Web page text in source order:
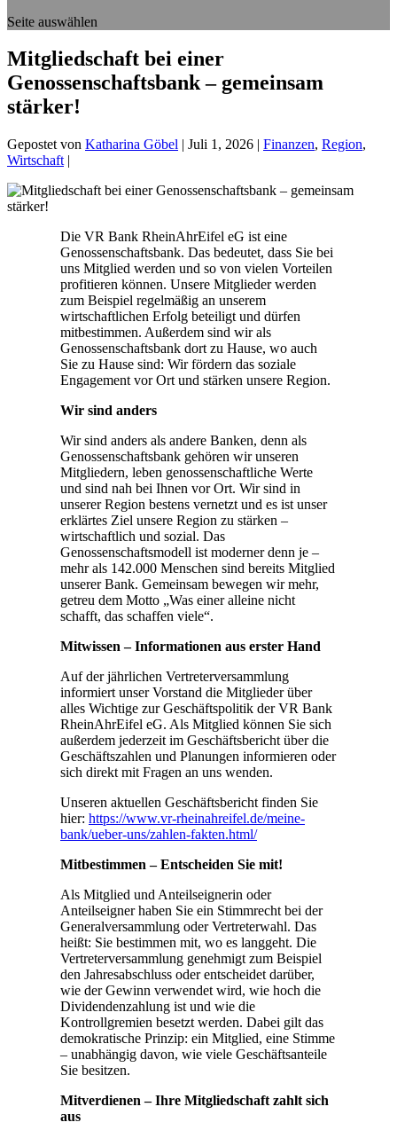
Seite auswählen
Mitgliedschaft bei einer
Genossenschaftsbank – gemeinsam
stärker!
Gepostet von Katharina Göbel | Juli 1, 2026 | Finanzen, Region,
Wirtschaft |
Die VR Bank RheinAhrEifel eG ist eine
Genossenschaftsbank. Das bedeutet, dass Sie bei
uns Mitglied werden und so von vielen Vorteilen
profitieren können. Unsere Mitglieder werden
zum Beispiel regelmäßig an unserem
wirtschaftlichen Erfolg beteiligt und dürfen
mitbestimmen. Außerdem sind wir als
Genossenschaftsbank dort zu Hause, wo auch
Sie zu Hause sind: Wir fördern das soziale
Engagement vor Ort und stärken unsere Region.
Wir sind anders
Wir sind anders als andere Banken, denn als
Genossenschaftsbank gehören wir unseren
Mitgliedern, leben genossenschaftliche Werte
und sind nah bei Ihnen vor Ort. Wir sind in
unserer Region bestens vernetzt und es ist unser
erklärtes Ziel unsere Region zu stärken –
wirtschaftlich und sozial. Das
Genossenschaftsmodell ist moderner denn je –
mehr als 142.000 Menschen sind bereits Mitglied
unserer Bank. Gemeinsam bewegen wir mehr,
getreu dem Motto „Was einer alleine nicht
schafft, das schaffen viele“.
Mitwissen – Informationen aus erster Hand
Auf der jährlichen Vertreterversammlung
informiert unser Vorstand die Mitglieder über
alles Wichtige zur Geschäftspolitik der VR Bank
RheinAhrEifel eG. Als Mitglied können Sie sich
außerdem jederzeit im Geschäftsbericht über die
Geschäftszahlen und Planungen informieren oder
sich direkt mit Fragen an uns wenden.
Unseren aktuellen Geschäftsbericht finden Sie
hier: https://www.vr-rheinahreifel.de/meine-
bank/ueber-uns/zahlen-fakten.html/
Mitbestimmen – Entscheiden Sie mit!
Als Mitglied und Anteilseignerin oder
Anteilseigner haben Sie ein Stimmrecht bei der
Generalversammlung oder Vertreterwahl. Das
heißt: Sie bestimmen mit, wo es langgeht. Die
Vertreterversammlung genehmigt zum Beispiel
den Jahresabschluss oder entscheidet darüber,
wie der Gewinn verwendet wird, wie hoch die
Dividendenzahlung ist und wie die
Kontrollgremien besetzt werden. Dabei gilt das
demokratische Prinzip: ein Mitglied, eine Stimme
– unabhängig davon, wie viele Geschäftsanteile
Sie besitzen.
Mitverdienen – Ihre Mitgliedschaft zahlt sich
aus